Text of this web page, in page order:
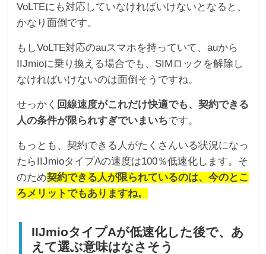
VoLTEにも対応していなければいけないとなると、
かなり面倒です。
もしVoLTE対応のauスマホを持っていて、auから
IIJmioに乗り換える場合でも、SIMロックを解除し
なければいけないのは面倒そうですね。
せっかく 回線速度がこれだけ快適でも、契約できる
人の条件が限られすぎでいまいちです。
もっとも、契約できる人がたくさんいる状況になっ
たらIIJmioタイプAの速度は100％低速化します。そ
のため契約できる人が限られているのは、今のとこ
ろメリットでもありますね。
IIJmioタイプAが低速化した後で、あ
えて選ぶ意味はなさそう